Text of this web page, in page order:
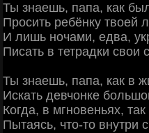
Ты знаешь, папа, как
Просить ребёнку твоей
И лишь ночами, едва,
Писать в тетрадки свои
Ты знаешь, папа, как в
Искать девчонке
Когда, в мгновеньях,
Пытаясь, что-то внутри